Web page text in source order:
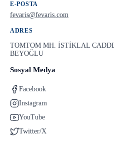
E-POSTA
fevaris@fevaris.com
ADRES
TOMTOM MH. İSTİKLAL
BEYOĞLU
Sosyal Medya
Facebook
Instagram
YouTube
Twitter/X